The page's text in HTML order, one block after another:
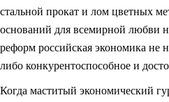
стальной прокат и лом цветных
оснований для всемирной любви
реформ российская экономика не
либо конкурентоспособное и
Когда маститый экономический